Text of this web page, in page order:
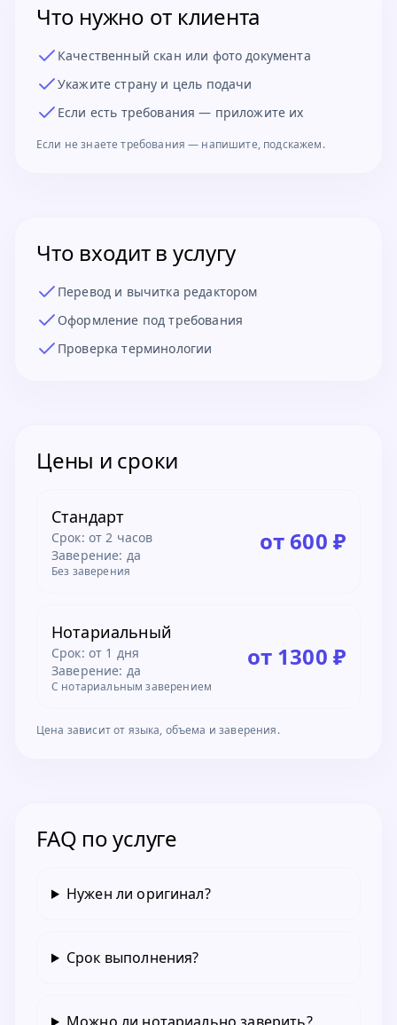
Что нужно от клиента
Качественный скан или фото документа
Укажите страну и цель подачи
Если есть требования — приложите их
Если не знаете требования — напишите, подскажем.
Что входит в услугу
Перевод и вычитка редактором
Оформление под требования
Проверка терминологии
Цены и сроки
Стандарт
Срок: от 2 часов
Заверение: да
Без заверения
от 600 ₽
Нотариальный
Срок: от 1 дня
Заверение: да
С нотариальным заверением
от 1300 ₽
Цена зависит от языка, объема и заверения.
FAQ по услуге
Нужен ли оригинал?
Срок выполнения?